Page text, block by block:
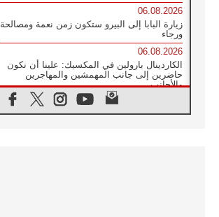
06.08.2026
زيارة البابا إلى البيرو ستكون زمن نعمة ومصالحة
ورجاء
06.08.2026
الكاردينال بارولين في المكسيك: علينا أن نكون
حاضرين إلى جانب المهمشين والمهاجرين
والأجانب
البابا لاوُن الرابع عشر للشباب في أسيزي: